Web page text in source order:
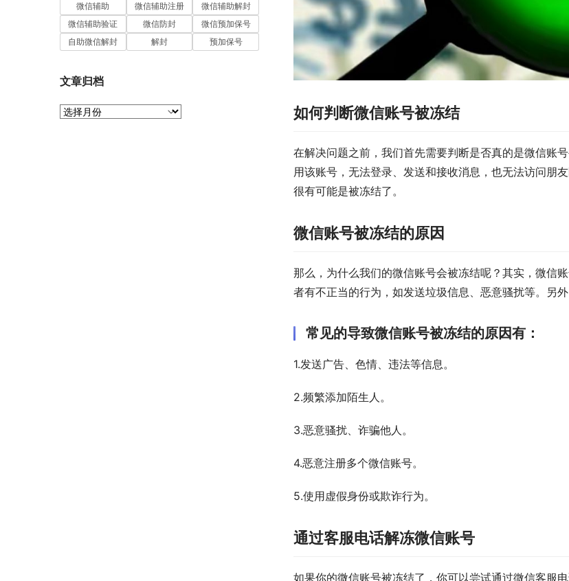
如何判断微信账号被冻结
在解决问题之前，我们首先需要判断是否真的是微信账
用该账号，无法登录、发送和接收消息，也无法访问朋
很有可能是被冻结了。
微信账号被冻结的原因
那么，为什么我们的微信账号会被冻结呢？其实，微信
者有不正当的行为，如发送垃圾信息、恶意骚扰等。另
常见的导致微信账号被冻结的原因有：
1.发送广告、色情、违法等信息。
2.频繁添加陌生人。
3.恶意骚扰、诈骗他人。
4.恶意注册多个微信账号。
5.使用虚假身份或欺诈行为。
通过客服电话解冻微信账号
如果你的微信账号被冻结了，你可以尝试通过微信客服
微信辅助
微信辅助注册
微信辅助解封
微信辅助验证
微信防封
微信预加保号
自助微信解封
解封 预加保号
文章归档
文